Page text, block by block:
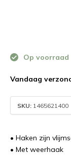
Op voorraad
Vandaag
SKU: 1465621400
• Haken zijn
• Met weerhaak